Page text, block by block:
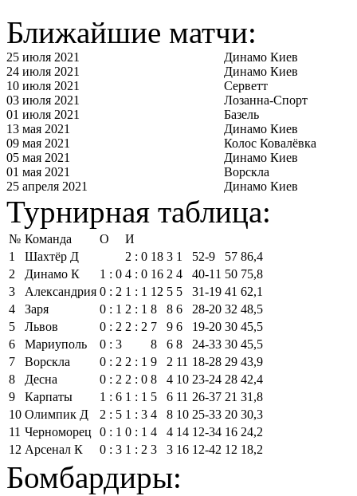
Ближайшие матчи:
25 июля 2021
Динамо Киев
24 июля 2021
Динамо Киев
10 июля 2021
Серветт
03 июля 2021
Лозанна-Спорт
01 июля 2021
Базель
13 мая 2021
Динамо Киев
09 мая 2021
Колос Ковалёвка
05 мая 2021
Динамо Киев
01 мая 2021
Ворскла
25 апреля 2021
Динамо Киев
Турнирная таблица:
№ Команда О
И
1
Шахтёр Д 2 : 0 18 3 1 52‑9 57 86,4
2
Динамо К 1 : 0 4 : 0 16 2 4 40‑11 50 75,8
3
Александрия 0 : 2 1 : 1 12 5 5 31‑19 41 62,1
4
Заря 0 : 1 2 : 1 8 8 6 28‑20 32 48,5
5
Львов 0 : 2 2 : 2 7 9 6 19‑20 30 45,5
6
Мариуполь 0 : 3 8 6 8 24‑33 30 45,5
7
Ворскла 0 : 2 2 : 1 9 2 11 18‑28 29 43,9
8
Десна 0 : 2 2 : 0 8 4 10 23‑24 28 42,4
9
Карпаты 1 : 6 1 : 1 5 6 11 26‑37 21 31,8
10 Олимпик Д 2 : 5 1 : 3 4 8 10 25‑33 20 30,3
11 Черноморец 0 : 1 0 : 1 4 4 14 12‑34 16 24,2
12 Арсенал К 0 : 3 1 : 2 3 3 16 12‑42 12 18,2
Бомбардиры: